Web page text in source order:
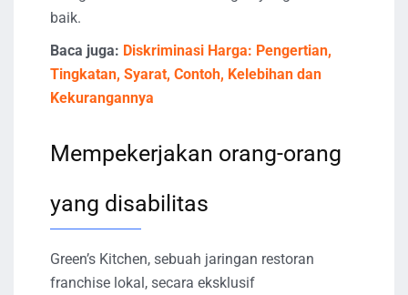
baik.
Baca juga: Diskriminasi Harga: Pengertian,
Tingkatan, Syarat, Contoh, Kelebihan dan
Kekurangannya
Mempekerjakan orang-orang
yang disabilitas
Green’s Kitchen, sebuah jaringan restoran
franchise lokal, secara eksklusif